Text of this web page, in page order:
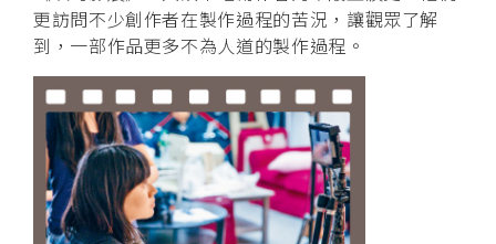
更訪問不少創作者在製作過程的苦況，讓觀眾了解
到，一部作品更多不為人道的製作過程。